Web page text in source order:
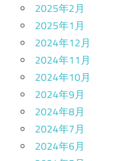
2025年2月
2025年1月
2024年12月
2024年11月
2024年10月
2024年9月
2024年8月
2024年7月
2024年6月